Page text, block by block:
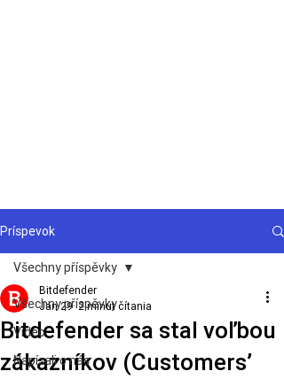
Príspevok
Všechny příspěvky
Video
Napísali o nás
Všechny příspěvky
Bitdefender sa stal voľbou
zákazníkov (Customers’
Bitdefender
Jan 29 2 minút čítania